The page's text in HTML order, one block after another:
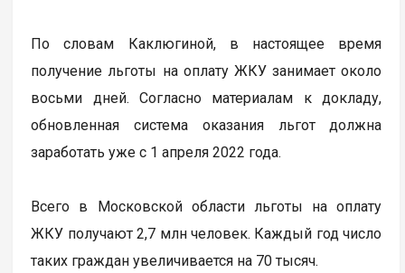
По словам Каклюгиной, в настоящее время
получение льготы на оплату ЖКУ занимает около
восьми дней. Согласно материалам к докладу,
обновленная система оказания льгот должна
заработать уже с 1 апреля 2022 года.
Всего в Московской области льготы на оплату
ЖКУ получают 2,7 млн человек. Каждый год число
таких граждан увеличивается на 70 тысяч.